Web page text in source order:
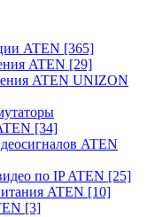
ATEN [365]
ATEN [29]
ATEN UNIZON
[34]
ATEN
по IP ATEN [25]
ATEN [10]
[3]